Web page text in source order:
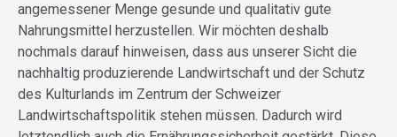
angemessener Menge gesunde und qualitativ gute
Nahrungsmittel herzustellen. Wir möchten deshalb
nochmals darauf hinweisen, dass aus unserer Sicht die
nachhaltig produzierende Landwirtschaft und der Schutz
des Kulturlands im Zentrum der Schweizer
Landwirtschaftspolitik stehen müssen. Dadurch wird